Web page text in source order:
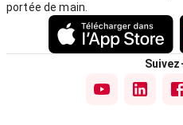
portée de main.